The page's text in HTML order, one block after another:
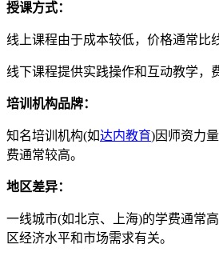
授课方式：
线上课程由于成本较低，价格通常比
线下课程提供实践操作和互动教学，
培训机构品牌：
知名培训机构(如达内教育)因师资力
费通常较高。
地区差异：
一线城市(如北京、上海)的学费通常
区经济水平和市场需求有关。